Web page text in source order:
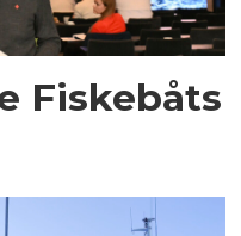
Fiskebåts